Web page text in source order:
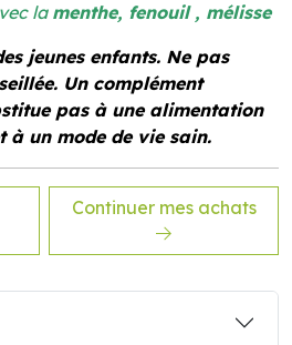
lamenthe, fenouil , mélisse
jeunes enfants. Ne pas
Un complément
pas à une alimentation
à un mode de vie sain.
Continuer mes achats